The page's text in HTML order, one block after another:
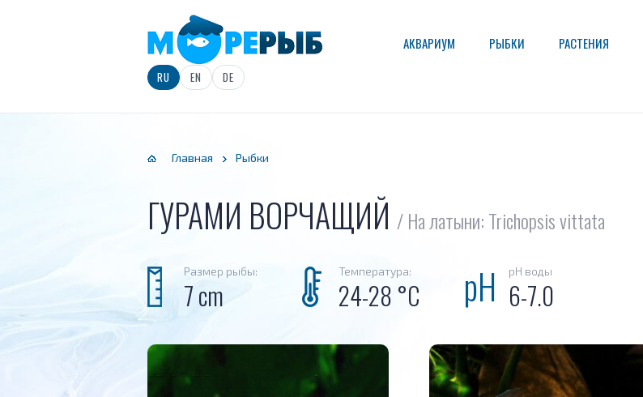
АКВАРИУМ РЫБКИ РАСТЕНИЯ
RU EN DE
Главная Рыбки
ГУРАМИ ВОРЧАЩИЙ / На латыни: Trichopsis vittata
Размер рыбы:
7 cm
Температура:
24-28 °C
pH воды
6-7.0